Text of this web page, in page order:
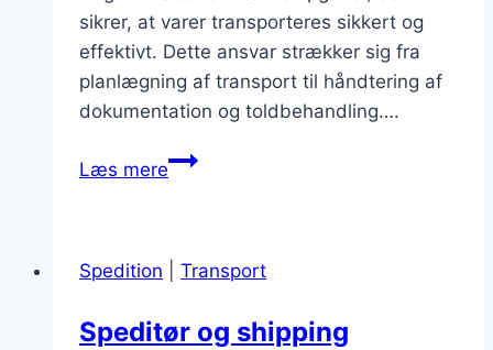
sikrer, at varer transporteres sikkert og
effektivt. Dette ansvar strækker sig fra
planlægning af transport til håndtering af
dokumentation og toldbehandling….
Læs mereSpeditør
fragt
Spedition Transport
Speditør og shipping